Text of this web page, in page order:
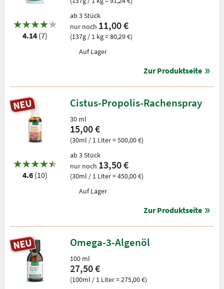
4.14 (7)
ab 3 Stück
nur noch 11,00 €
(137g / 1 kg = 80,29 €)
Auf Lager
Zur Produktseite
4.6 (10)
Cistus-Propolis-Rachenspray
30 ml
15,00 €
(30ml / 1 Liter = 500,00 €)
ab 3 Stück
nur noch 13,50 €
(30ml / 1 Liter = 450,00 €)
Auf Lager
Zur Produktseite
Omega-3-Algenöl
100 ml
27,50 €
(100ml / 1 Liter = 275,00 €)